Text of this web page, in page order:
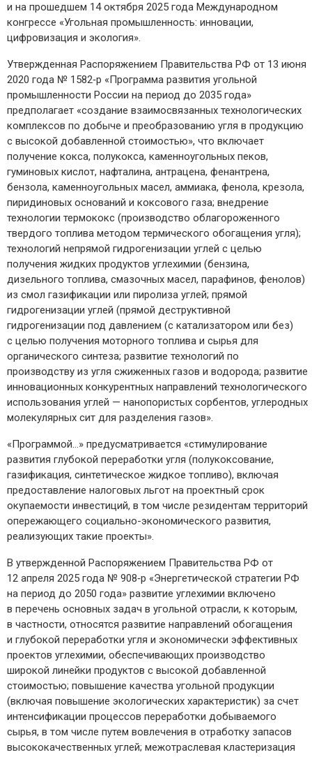
и на прошедшем 14 октября 2025 года Международном
конгрессе «Угольная промышленность: инновации,
цифровизация и экология».
Утвержденная Распоряжением Правительства РФ от 13 июня
2020 года № 1582‑р «Программа развития угольной
промышленности России на период до 2035 года»
предполагает «создание взаимосвязанных технологических
комплексов по добыче и преобразованию угля в продукцию
с высокой добавленной стоимостью», что включает
получение кокса, полукокса, каменноугольных пеков,
гуминовых кислот, нафталина, антрацена, фенантрена,
бензола, каменноугольных масел, аммиака, фенола, крезола,
пиридиновых оснований и коксового газа; внедрение
технологии термококс (производство облагороженного
твердого топлива методом термического обогащения угля);
технологий непрямой гидрогенизации углей с целью
получения жидких продуктов углехимии (бензина,
дизельного топлива, смазочных масел, парафинов, фенолов)
из смол газификации или пиролиза углей; прямой
гидрогенизации углей (прямой деструктивной
гидрогенизации под давлением (с катализатором или без)
с целью получения моторного топлива и сырья для
органического синтеза; развитие технологий по
производству из угля сжиженных газов и водорода; развитие
инновационных конкурентных направлений технологического
использования углей — ​нанопористых сорбентов, углеродных
молекулярных сит для разделения газов».
«Программой…» предусматривается «стимулирование
развития глубокой переработки угля (полукоксование,
газификация, синтетическое жидкое топливо), включая
предоставление налоговых льгот на проектный срок
окупаемости инвестиций, в том числе резидентам территорий
опережающего социально-­экономического развития,
реализующих такие проекты».
В утвержденной Распоряжением Правительства РФ от
12 апреля 2025 года № 908‑р «Энергетической стратегии РФ
на период до 2050 года» развитие углехимии включено
в перечень основных задач в угольной отрасли, к которым,
в частности, относятся развитие направлений обогащения
и глубокой переработки угля и экономически эффективных
проектов углехимии, обеспечивающих производство
широкой линейки продуктов с высокой добавленной
стоимостью; повышение качества угольной продукции
(включая повышение экологических характеристик) за счет
интенсификации процессов переработки добываемого
сырья, в том числе путем вовлечения в отработку запасов
высококачественных углей; межотраслевая кластеризация